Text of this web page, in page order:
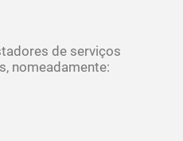
de serviços
nomeadamente: